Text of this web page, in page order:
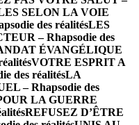
SELON LA VOIE
des réalitésLES
– Rhapsodie des
ÉVANGÉLIQUE
VOTRE ESPRIT A
des réalitésLA
– Rhapsodie des
LA GUERRE
REFUSEZ D’ÊTRE